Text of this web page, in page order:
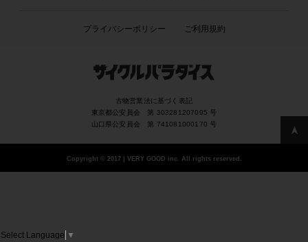
プライバシーポリシー ご利用規約
古物営業法に基づく表記
東京都公安員会 第 303281207095 号
山口県公安員会 第 741081000170 号
Copyright ©2017 | VERY GOOD inc. All rights reserved.
Select Language ▼